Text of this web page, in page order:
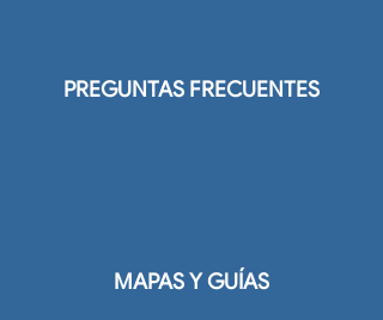
PREGUNTAS FRECUENTES
MAPAS Y GUÍAS